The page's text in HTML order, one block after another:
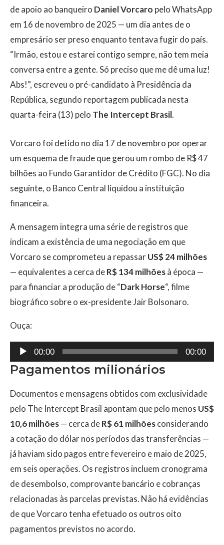
de apoio ao banqueiro Daniel Vorcaro pelo WhatsApp
em 16 de novembro de 2025 — um dia antes de o
empresário ser preso enquanto tentava fugir do país.
“Irmão, estou e estarei contigo sempre, não tem meia
conversa entre a gente. Só preciso que me dê uma luz!
Abs!”, escreveu o pré-candidato à Presidência da
República, segundo reportagem publicada nesta
quarta-feira (13) pelo The Intercept Brasil.
Vorcaro foi detido no dia 17 de novembro por operar
um esquema de fraude que gerou um rombo de R$ 47
bilhões ao Fundo Garantidor de Crédito (FGC). No dia
seguinte, o Banco Central liquidou a instituição
financeira.
A mensagem integra uma série de registros que
indicam a existência de uma negociação em que
Vorcaro se comprometeu a repassarUS$ 24 milhões
— equivalentes a cerca deR$ 134 milhõesà época —
para financiar a produção de “Dark Horse“, filme
biográfico sobre o ex-presidente Jair Bolsonaro.
Ouça:
Tocador
de
áudio
00:00 00:00
Pagamentos milionários
Documentos e mensagens obtidos com exclusividade
pelo The Intercept Brasil apontam que pelo menos US$
10,6 milhões— cerca deR$ 61 milhõesconsiderando
a cotação do dólar nos períodos das transferências —
já haviam sido pagos entre fevereiro e maio de 2025,
em seis operações. Os registros incluem cronograma
de desembolso, comprovante bancário e cobranças
relacionadas às parcelas previstas. Não há evidências
de que Vorcaro tenha efetuado os outros oito
pagamentos previstos no acordo.